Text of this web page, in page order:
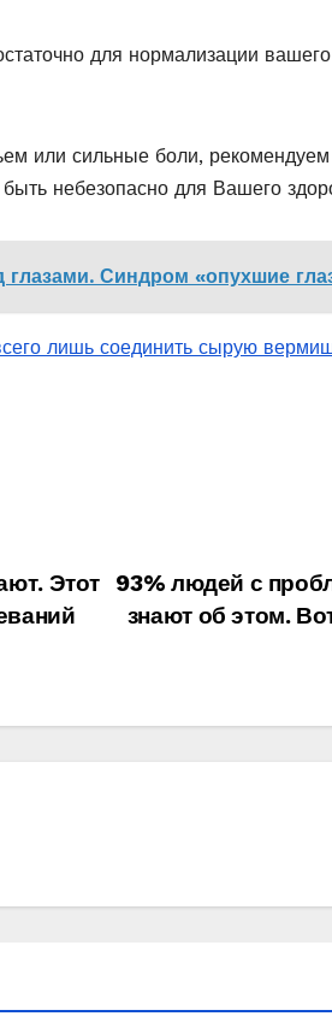
для нормализации
или сильные боли,
небезопасно для Вашего
глазами. Синдром «опухшие
лишь соединить сырую
93% людей с
знают об этом.
Этот